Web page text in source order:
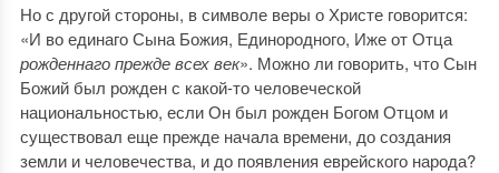
Но с другой стороны, в символе веры о Христе говорится:
«И во единаго Сына Божия, Единородного, Иже от Отца
рожденнаго прежде всех век». Можно ли говорить, что Сын
Божий был рожден с какой-то человеческой
национальностью, если Он был рожден Богом Отцом и
существовал еще прежде начала времени, до создания
земли и человечества, и до появления еврейского народа?